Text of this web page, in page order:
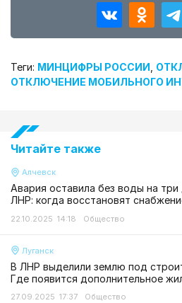
Теги: МИНЦИФРЫ РОССИИ
ОТКЛЮЧЕНИЕ МОБИЛЬНОГО
Читайте также
Алчевск
Авария оставила без воды на
ЛНР: когда восстановят
22.10.2025 14:18 Общество
Луганск
В ЛНР выделили землю под
Где появится дополнительное
27.09.2025 17:37 Общество